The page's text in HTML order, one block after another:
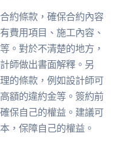
約條款，確保合約內容
費用項目、施工內容、
。對於不清楚的地方，
師做出書面解釋。另
的條款，例如設計師可
額的違約金等。簽約前
保自己的權益。建議可
，保障自己的權益。